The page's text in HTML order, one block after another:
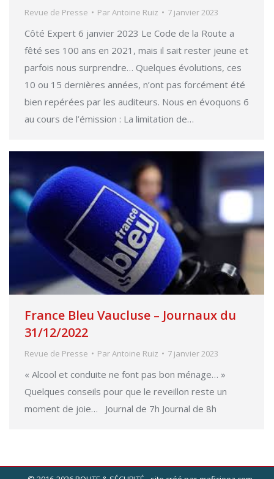
Revue de Presse ParAntoine Ruiz 7 janvier 2023
Côté Expert 6 janvier 2023 Le Code de la Route a
fêté ses 100 ans en 2021, mais il sait rester jeune et
parfois nous surprendre… Quelques évolutions, ces
10 ou 15 dernières années, n’ont pas forcément été
bien repérées par les auditeurs. Nous en évoquons 6
au cours de l’émission : La limitation de…
France Bleu Vaucluse – Journaux du
31/12/2022
Revue de Presse ParAntoine Ruiz 7 janvier 2023
« Alcool et conduite ne font pas bon ménage… »
Quelques conseils pour que le reveillon reste un
moment de joie… Journal de 7h Journal de 8h